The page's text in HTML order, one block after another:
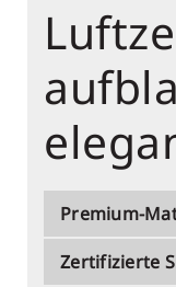
Premium-
Zertifizierte